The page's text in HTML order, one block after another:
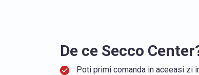
De ce Secco
Poti primi comanda in aceeasi zi